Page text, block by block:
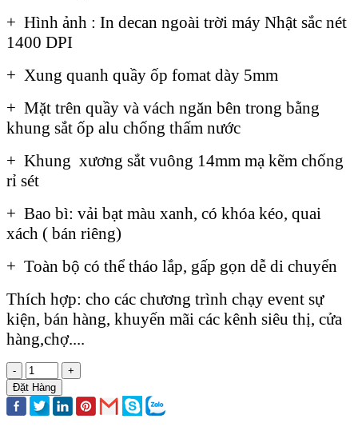
+ Hình ảnh : In decan ngoài trời máy Nhật sắc nét
1400 DPI
+ Xung quanh quầy ốp fomat dày 5mm
+ Mặt trên quầy và vách ngăn bên trong bằng
khung sắt ốp alu chống thấm nước
+ Khung xương sắt vuông 14mm mạ kẽm chống
rỉ sét
+ Bao bì: vải bạt màu xanh, có khóa kéo, quai
xách ( bán riêng)
+ Toàn bộ có thể tháo lắp, gấp gọn dễ di chuyển
Thích hợp: cho các chương trình chạy event sự
kiện, bán hàng, khuyến mãi các kênh siêu thị, cửa
hàng,chợ....
-
+
Đặt Hàng